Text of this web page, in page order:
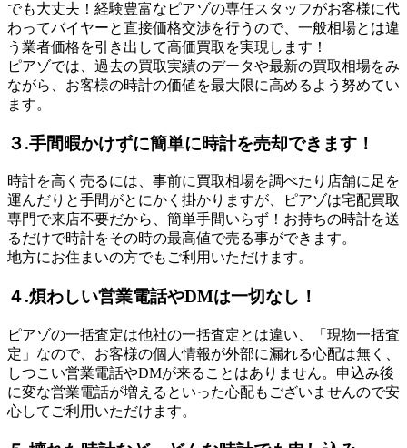
でも大丈夫！経験豊富なピアゾの専任スタッフがお客様に代
わってバイヤーと直接価格交渉を行うので、一般相場とは違
う業者価格を引き出して高価買取を実現します！
ピアゾでは、過去の買取実績のデータや最新の買取相場をみ
ながら、お客様の時計の価値を最大限に高めるよう努めてい
ます。
３.手間暇かけずに簡単に時計を売却できます！
時計を高く売るには、事前に買取相場を調べたり店舗に足を
運んだりと手間がとにかく掛かりますが、ピアゾは宅配買取
専門で来店不要だから、簡単手間いらず！お持ちの時計を送
るだけで時計をその時の最高値で売る事ができます。
地方にお住まいの方でもご利用いただけます。
４.煩わしい営業電話やDMは一切なし！
ピアゾの一括査定は他社の一括査定とは違い、「現物一括査
定」なので、お客様の個人情報が外部に漏れる心配は無く、
しつこい営業電話やDMが来ることはありません。申込み後
に変な営業電話が増えるといった心配もございませんので安
心してご利用いただけます。